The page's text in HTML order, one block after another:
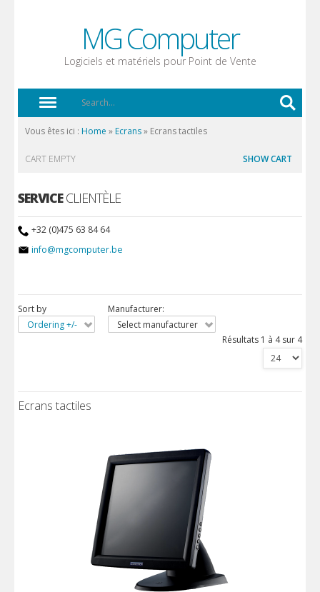
MG Computer
Logiciels et matériels pour Point de Vente
Vous êtes ici : Home » Ecrans» Ecrans tactiles
CART EMPTY SHOW CART
SERVICECLIENTÈLE
+32 (0)475 63 84 64
info@mgcomputer.be
Sort by
Ordering +/-
Manufacturer:
Select manufacturer
Résultats 1 à 4 sur 4
Ecrans tactiles